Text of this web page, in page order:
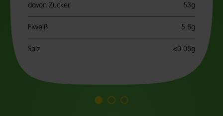
davon Zucker
53g
Eiweiß 5.8g
Salz <0.08g
Go Go Go